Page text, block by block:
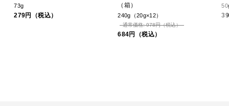
73g
279円（税込）
（箱）
240g（20g×12）
通常価格: 978円（税込）
684円（税込）